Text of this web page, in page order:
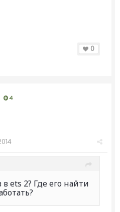
0
4
ets 2? Где его найти